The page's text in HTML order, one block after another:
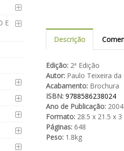
E
Descrição
Edição:2ª Edição
Autor:Paulo Teixeira da
Acabamento:Brochura
ISBN: 9788586238024
Ano de Publicação:2004
Formato:28.5 x 21.5 x 3
Páginas:648
Peso:1.8kg